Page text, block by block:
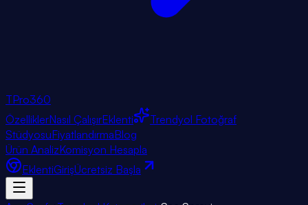
TPro360
ÖzelliklerNasıl ÇalışırEklenti
Trendyol Fotoğraf
StüdyosuFiyatlandırmaBlog
Ürün AnalizKomisyon Hesapla
EklentiGirişÜcretsiz Başla